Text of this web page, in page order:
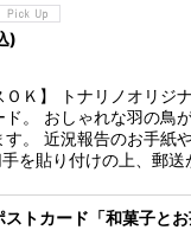
)
ＯＫ】 トナリノオリジ
ド。 おしゃれな羽の鳥
す。 近況報告のお手紙
を貼り付けの上、郵送
ストカード「和菓子とお